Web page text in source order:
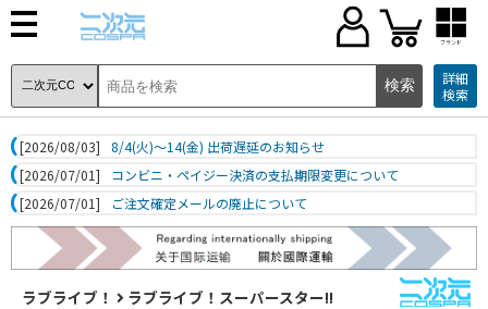
ブランド
詳細
検索
[2026/08/03]
8/4(火)～14(金) 出荷遅延のお知らせ
[2026/07/01]
コンビニ・ペイジー決済の支払期限変更について
[2026/07/01]
ご注文確定メールの廃止について
ラブライブ！ ラブライブ！スーパースター!!